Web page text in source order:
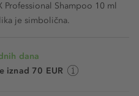
Professional Shampoo 10 ml
je simbolična.
dana
iznad 70 EUR